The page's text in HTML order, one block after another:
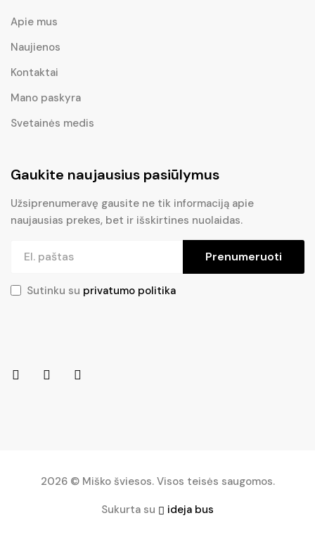
Apie mus
Naujienos
Kontaktai
Mano paskyra
Svetainės medis
Gaukite naujausius pasiūlymus
Užsiprenumeravę gausite ne tik informaciją apie
naujausias prekes, bet ir išskirtines nuolaidas.
Prenumeruoti
Sutinku su privatumo politika
2026 © Miško šviesos. Visos teisės saugomos.
Sukurta su
ideja bus